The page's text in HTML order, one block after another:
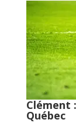
Clément
Québec